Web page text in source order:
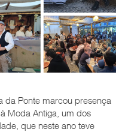
da Ponte marcou presença
Moda Antiga, um dos
que neste ano teve